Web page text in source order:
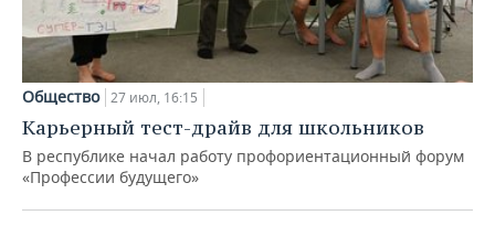
Общество 27 июл, 16:15
Карьерный тест-драйв для школьников
В республике начал работу профориентационный форум
«Профессии будущего»